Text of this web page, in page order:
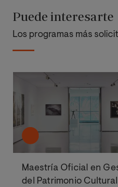
Puede interesarte
Los programas más
Maestría Oficial en
del Patrimonio